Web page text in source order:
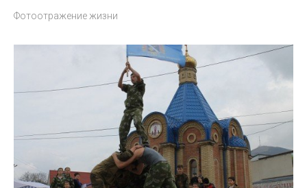
Фотоотражение жизни